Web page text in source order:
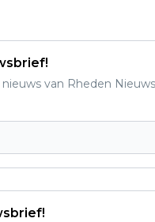
van Rheden